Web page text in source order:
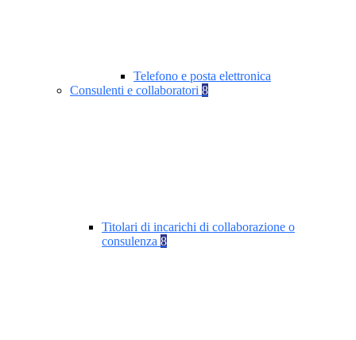
Telefono e posta elettronica
Consulenti e collaboratori 8
Titolari di incarichi di collaborazione o
consulenza 8